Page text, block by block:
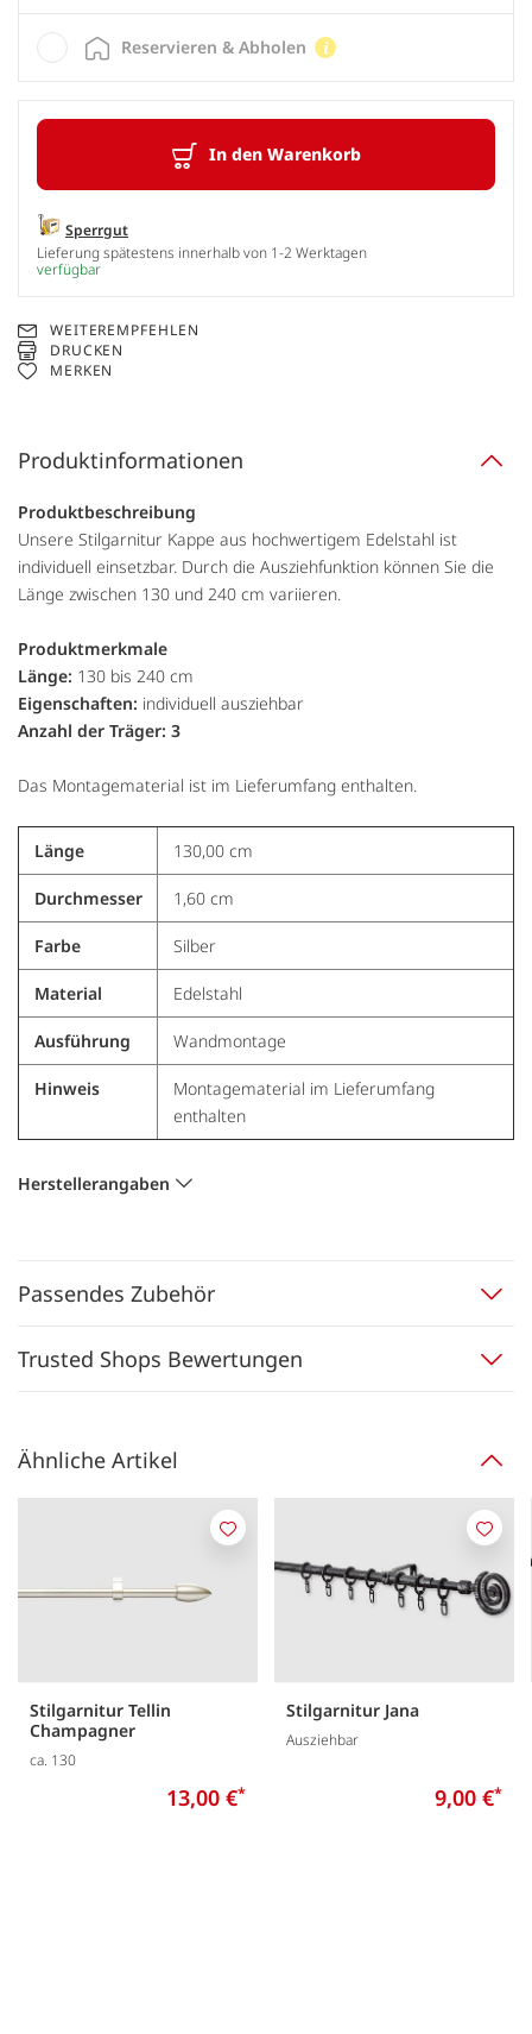
In den Warenkorb
Sperrgut
Lieferung spätestens innerhalb von 1-2 Werktagen
verfügbar
Reservieren & Abholen
WEITEREMPFEHLEN
DRUCKEN
MERKEN
Produktinformationen
Produktbeschreibung
Unsere Stilgarnitur Kappe aus hochwertigem Edelstahl ist
individuell einsetzbar. Durch die Ausziehfunktion können Sie die
Länge zwischen 130 und 240 cm variieren.
Produktmerkmale
Länge: 130 bis 240 cm
Eigenschaften: individuell ausziehbar
Anzahl der Träger: 3
Das Montagematerial ist im Lieferumfang enthalten.
Länge 130,00 cm
Durchmesser 1,60 cm
Farbe Silber
Material Edelstahl
Ausführung Wandmontage
Hinweis
Montagematerial im Lieferumfang
enthalten
Herstellerangaben
Passendes Zubehör
Trusted Shops Bewertungen
Ähnliche Artikel
Stilgarnitur Tellin
Champagner
ca. 130
13,00 €*
Merken
Stilgarnitur Jana
Ausziehbar
9,00 €*